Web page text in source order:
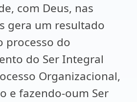
com Deus, nas
gera um resultado
processo do
do Ser Integral
Organizacional,
e fazendo-oum Ser